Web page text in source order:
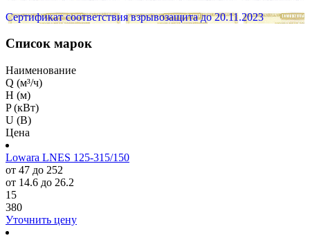
Сертификат соответствия взрывозащита до 20.11.2023
Список марок
Наименование
Q (м³/ч)
H (м)
P (кВт)
U (В)
Цена
Lowara LNES 125-315/150
от 47 до 252
от 14.6 до 26.2
15
380
Уточнить цену